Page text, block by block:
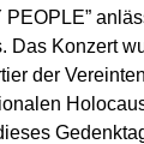
PEOPLE”
Das Konzert
der